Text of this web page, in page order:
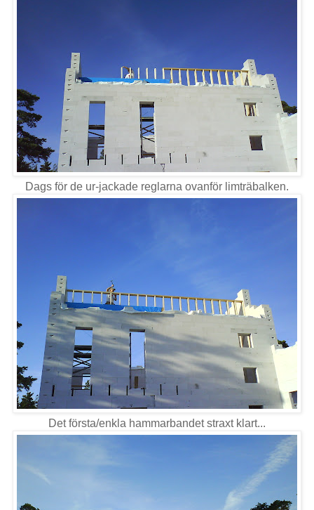
Dags för de ur-jackade reglarna ovanför limträbalken.
Det första/enkla hammarbandet straxt klart...